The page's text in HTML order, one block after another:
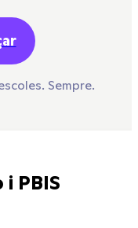
Sempre.
i PBIS